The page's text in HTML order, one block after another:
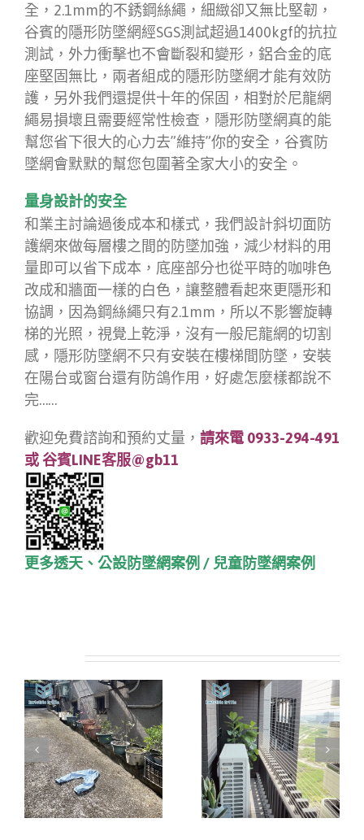
全，2.1mm的不銹鋼絲繩，細緻卻又無比堅韌，
谷賓的隱形防墜網經SGS測試超過1400kgf的抗拉
測試，外力衝擊也不會斷裂和變形，鋁合金的底
座堅固無比，兩者組成的隱形防墜網才能有效防
護，另外我們還提供十年的保固，相對於尼龍網
繩易損壞且需要經常性檢查，隱形防墜網真的能
幫您省下很大的心力去”維持”你的安全，谷賓防
墜網會默默的幫您包圍著全家大小的安全。
量身設計的安全
和業主討論過後成本和樣式，我們設計斜切面防
護網來做每層樓之間的防墜加強，減少材料的用
量即可以省下成本，底座部分也從平時的咖啡色
改成和牆面一樣的白色，讓整體看起來更隱形和
協調，因為鋼絲繩只有2.1mm，所以不影響旋轉
梯的光照，視覺上乾淨，沒有一般尼龍網的切割
感，隱形防墜網不只有安裝在樓梯間防墜，安裝
在陽台或窗台還有防鴿作用，好處怎麼樣都說不
完……
歡迎免費諮詢和預約丈量， 請來電 0933-294-491
或谷賓LINE客服@gb11
更多透天、公設防墜網案例 / 兒童防墜網案例